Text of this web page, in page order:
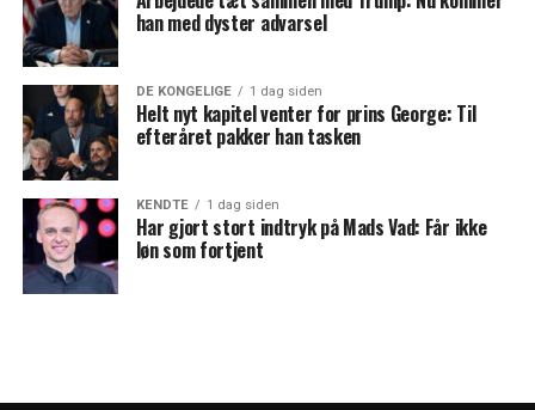
han med dyster advarsel
DE KONGELIGE 1 dag siden
Helt nyt kapitel venter for prins George: Til
efteråret pakker han tasken
KENDTE 1 dag siden
Har gjort stort indtryk på Mads Vad: Får ikke
løn som fortjent